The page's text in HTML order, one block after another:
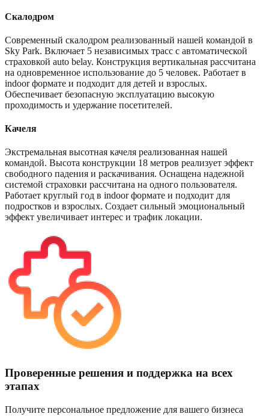
Скалодром
Современный скалодром реализованный нашей командой в
Sky Park. Включает 5 независимых трасс с автоматической
страховкой auto belay. Конструкция вертикальная рассчитана
на одновременное использование до 5 человек. Работает в
indoor формате и подходит для детей и взрослых.
Обеспечивает безопасную эксплуатацию высокую
проходимость и удержание посетителей.
Качеля
Экстремальная высотная качеля реализованная нашей
командой. Высота конструкции 18 метров реализует эффект
свободного падения и раскачивания. Оснащена надежной
системой страховки рассчитана на одного пользователя.
Работает круглый год в indoor формате и подходит для
подростков и взрослых. Создает сильный эмоциональный
эффект увеличивает интерес и трафик локации.
Проверенные решения и поддержка на всех
этапах
Получите персональное предложение для вашего бизнеса